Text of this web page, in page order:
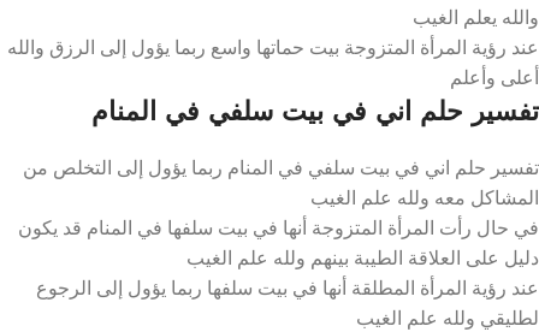
والله يعلم الغيب
عند رؤية المرأة المتزوجة بيت حماتها واسع ربما يؤول إلى الرزق والله
أعلى وأعلم
تفسير حلم اني في بيت سلفي في المنام
تفسير حلم اني في بيت سلفي في المنام ربما يؤول إلى التخلص من
المشاكل معه ولله علم الغيب
في حال رأت المرأة المتزوجة أنها في بيت سلفها في المنام قد يكون
دليل على العلاقة الطيبة بينهم ولله علم الغيب
عند رؤية المرأة المطلقة أنها في بيت سلفها ربما يؤول إلى الرجوع
لطليقي ولله علم الغيب